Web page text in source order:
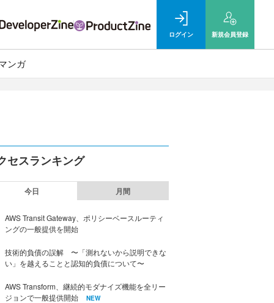
ログイン 新規会員登録
ンガ
セスランキング
今日 月間
AWS Transit Gateway、ポリシーベースルーティ
ングの一般提供を開始
技術的負債の誤解 〜「測れないから説明できな
い」を越えることと認知的負債について〜
AWS Transform、継続的モダナイズ機能を全リー
ジョンで一般提供開始
NEW